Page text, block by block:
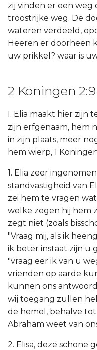
zij vinden er een weg
troostrijke weg. De
wateren verdeeld,
Heeren er doorheen
uw prikkel? waar is
2 Koningen
I. Elia maakt hier zijn
zijn erfgenaam, hem
in zijn plaats, meer
hem wierp, 1 Koningen
1. Elia zeer
standvastigheid van
zei hem te vragen
welke zegen hij hem
zegt niet (zoals
"Vraag mij, als ik
ik beter instaat zijn u
"vraag eer ik van u
vrienden op aarde
kunnen ons
wij toegang zullen
de hemel, behalve
Abraham weet van
2. Elisa, deze schone